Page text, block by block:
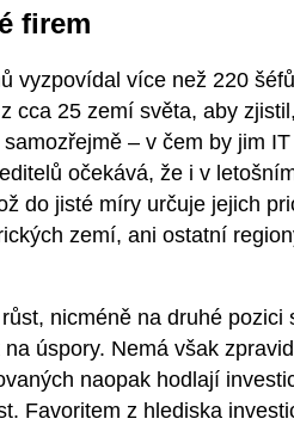
firem
vyzpovídal více než 220
cca 25 zemí světa, aby
– v čem by jim
očekává, že i v
do jisté míry určuje jejich
zemí, ani ostatní
nicméně na druhé pozici
úspory. Nemá však
naopak hodlají
Favoritem z hlediska